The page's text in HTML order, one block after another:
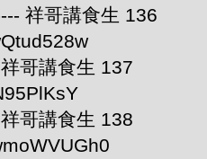
祥哥講食生 136
哥講食生 137
哥講食生 138